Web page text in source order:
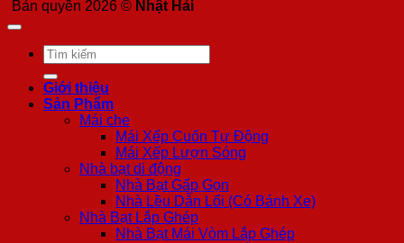
Bản quyền 2026 © Nhật Hải
Tìm
kiếm:
Giới thiệu
Sản Phẩm
Mái che
Mái Xếp Cuốn Tự Động
Mái Xếp Lượn Sóng
Nhà bạt di động
Nhà Bạt Gấp Gọn
Nhà Lều Dẫn Lối (Có Bánh Xe)
Nhà Bạt Lắp Ghép
Nhà Bạt Mái Vòm Lắp Ghép